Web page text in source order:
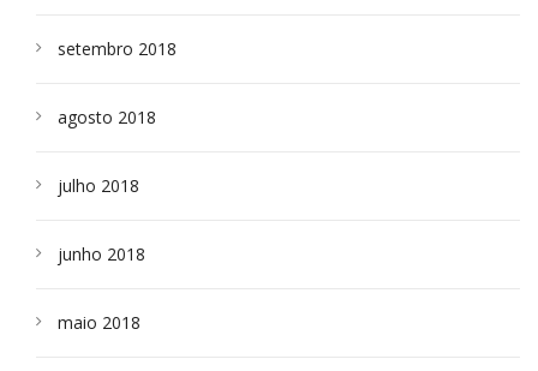
setembro 2018
agosto 2018
julho 2018
junho 2018
maio 2018